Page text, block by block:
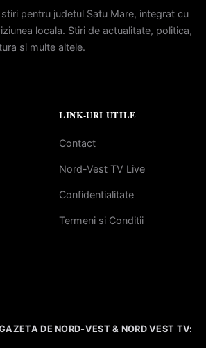
pentru judetul Satu Mare, integrat cu
locala. Stiri de actualitate, politica,
si multe altele.
LINK-URI UTILE
Contact
Nord-Vest TV Live
Confidentialitate
Termeni si Conditii
DE NORD-VEST & NORD VEST TV: